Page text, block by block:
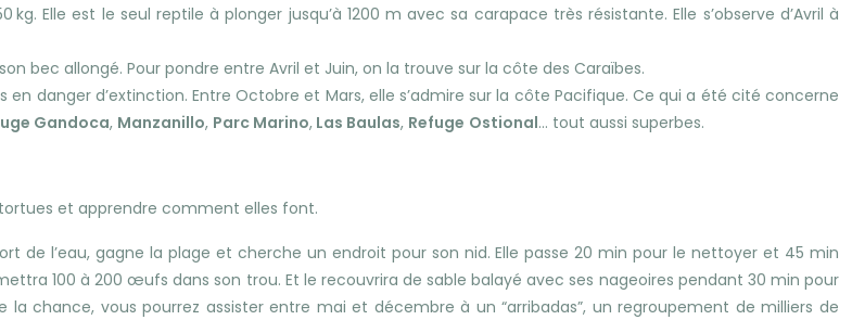
Elle est le seul reptile à plonger jusqu’à 1200 m avec sa carapace très résistante. Elle s’observe d’Avril à
bec allongé. Pour pondre entre Avril et Juin, on la trouve sur la côte des Caraïbes.
danger d’extinction. Entre Octobre et Mars, elle s’admire sur la côte Pacifique. Ce qui a été cité concerne
Gandoca, Manzanillo, Parc Marino, Las Baulas, Refuge Ostional… tout aussi superbes.
et apprendre comment elles font.
de l’eau, gagne la plage et cherche un endroit pour son nid. Elle passe 20 min pour le nettoyer et 45 min
100 à 200 œufs dans son trou. Et le recouvrira de sable balayé avec ses nageoires pendant 30 min pour
la chance, vous pourrez assister entre mai et décembre à un “arribadas”, un regroupement de milliers de